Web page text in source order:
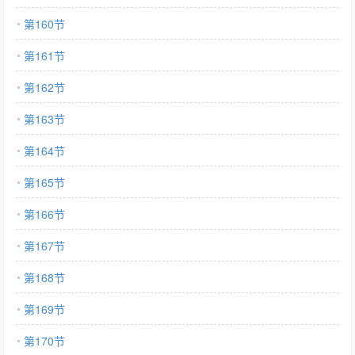
第160节
第161节
第162节
第163节
第164节
第165节
第166节
第167节
第168节
第169节
第170节